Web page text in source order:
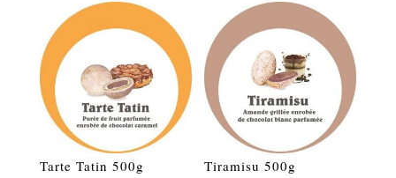
Tarte Tatin 500g Tiramisu 500g